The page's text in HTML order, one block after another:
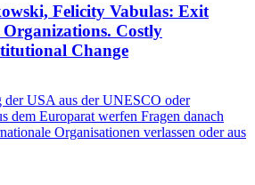
Felicity Vabulas: Exit
Costly
Change
USA aus der UNESCO oder
dem Europarat werfen Fragen danach
Organisationen verlassen oder aus